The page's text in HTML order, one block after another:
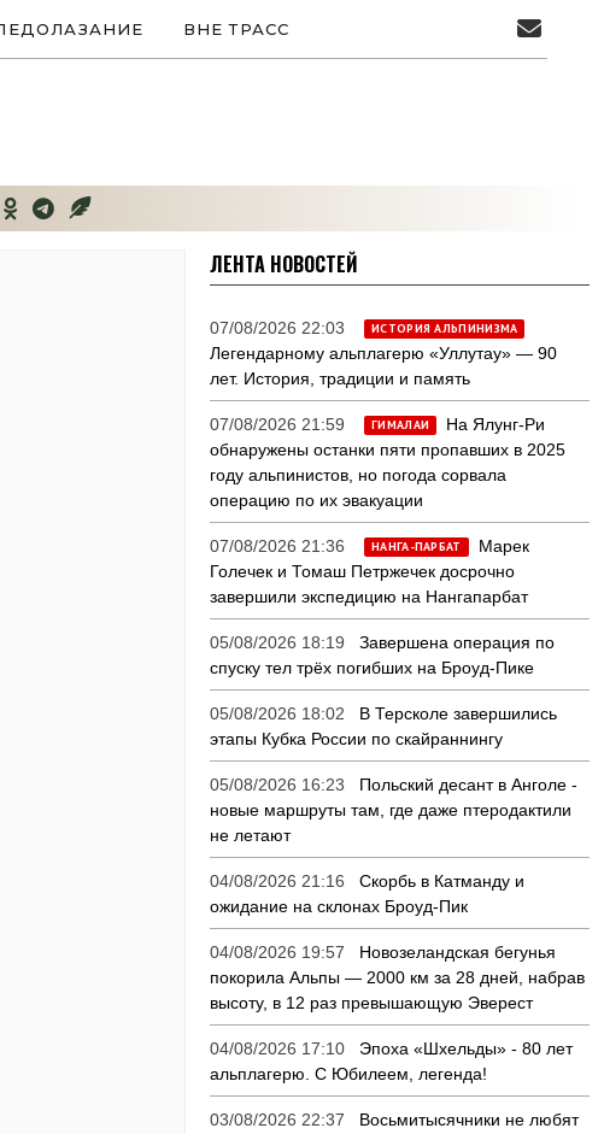
ВНЕ ТРАСС
ЛЕНТА НОВОСТЕЙ
07/08/2026 22:03 ИСТОРИЯ АЛЬПИНИЗМА
Легендарному альплагерю «Уллутау» — 90
лет. История, традиции и память
07/08/2026 21:59 ГИМАЛАИ
На Ялунг-Ри
обнаружены останки пяти пропавших в 2025
году альпинистов, но погода сорвала
операцию по их эвакуации
07/08/2026 21:36 НАНГА-ПАРБАТ
Марек
Голечек и Томаш Петржечек досрочно
завершили экспедицию на Нангапарбат
05/08/2026 18:19
Завершена операция по
спуску тел трёх погибших на Броуд-Пике
05/08/2026 18:02
В Терсколе завершились
этапы Кубка России по скайраннингу
05/08/2026 16:23
Польский десант в Анголе -
новые маршруты там, где даже птеродактили
не летают
04/08/2026 21:16
Скорбь в Катманду и
ожидание на склонах Броуд-Пик
04/08/2026 19:57
Новозеландская бегунья
покорила Альпы — 2000 км за 28 дней, набрав
высоту, в 12 раз превышающую Эверест
04/08/2026 17:10
Эпоха «Шхельды» - 80 лет
альплагерю. С Юбилеем, легенда!
03/08/2026 22:37
Восьмитысячники не любят